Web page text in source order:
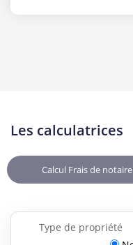
Les calculatrices
Calcul Frais de notaire